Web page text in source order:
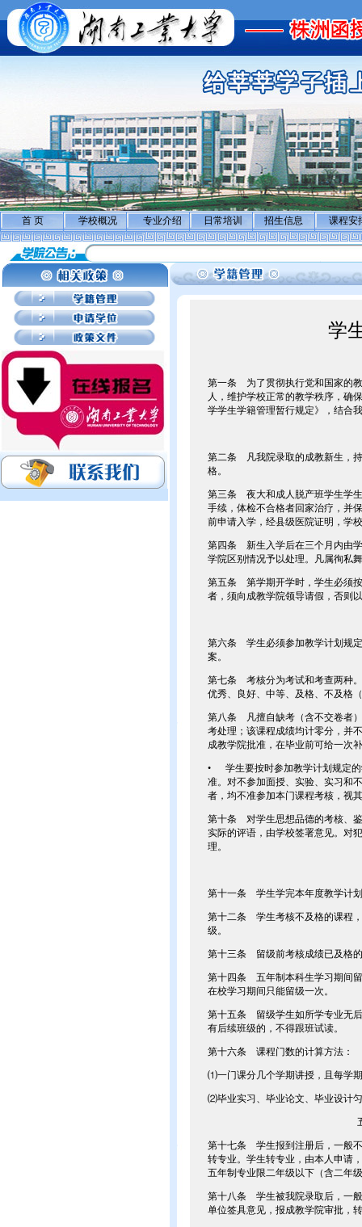
首 页 学校概况 专业介绍 日常培训 招生信息 课程安
学
第一条 为了贯彻执行党和国家的
人，维护学校正常的教学秩序，确
学学生学籍管理暂行规定》，结合
第二条 凡我院录取的成教新生，
格。
第三条 夜大和成人脱产班学生学
手续，体检不合格者回家治疗，并
前申请入学，经县级医院证明，学
第四条 新生入学后在三个月内由
学院区别情况予以处理。凡属徇私
第五条 第学期开学时，学生必须
者，须向成教学院领导请假，否则
第六条 学生必须参加教学计划规
案。
第七条 考核分为考试和考查两种
优秀、良好、中等、及格、不及格
第八条 凡擅自缺考（含不交卷者
考处理；该课程成绩均计零分，并
成教学院批准，在毕业前可给一次
• 学生要按时参加教学计划规定的
准。对不参加面授、实验、实习和
者，均不准参加本门课程考核，视
第十条 对学生思想品德的考核、
实际的评语，由学校签署意见。对
理。
第十一条 学生学完本年度教学计
第十二条 学生考核不及格的课程
级。
第十三条 留级前考核成绩已及格
第十四条 五年制本科生学习期间
在校学习期间只能留级一次。
第十五条 留级学生如所学专业无
有后续班级的，不得跟班试读。
第十六条 课程门数的计算方法：
⑴一门课分几个学期讲授，且每学
⑵毕业实习、毕业论文、毕业设计
第十七条 学生报到注册后，一般
转专业。学生转专业，由本人申请
五年制专业限二年级以下（含二年
第十八条 学生被我院录取后，一
单位签具意见，报成教学院审批，